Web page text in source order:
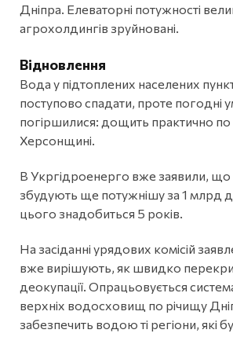
Дніпра. Елеваторні потужності
агрохолдингів зруйновані.
Відновлення
Вода у підтоплених населених
поступово спадати, проте погодні
погіршилися: дощить практично по
Херсонщині.
В Укргідроенерго вже заявили,
збудують ще потужнішу за 1 млрд
цього знадобиться 5 років.
На засіданні урядових комісій
вже вирішують, як швидко
деокупації. Опрацьовується
верхніх водосховищ по річищу
забезпечить водою ті регіони, які